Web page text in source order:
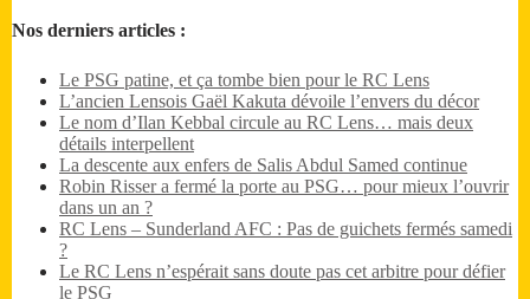
Nos derniers articles :
Le PSG patine, et ça tombe bien pour le RC Lens
L’ancien Lensois Gaël Kakuta dévoile l’envers du décor
Le nom d’Ilan Kebbal circule au RC Lens… mais deux
détails interpellent
La descente aux enfers de Salis Abdul Samed continue
Robin Risser a fermé la porte au PSG… pour mieux l’ouvrir
dans un an ?
RC Lens – Sunderland AFC : Pas de guichets fermés samedi
?
Le RC Lens n’espérait sans doute pas cet arbitre pour défier
le PSG